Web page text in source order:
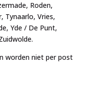
Roden,
Tynaarlo, Vries,
Yde / De Punt,
worden niet per post